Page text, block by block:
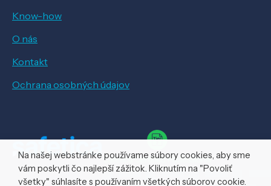
Know-how
O nás
Kontakt
Ochrana osobných údajov
Na našej webstránke používame súbory cookies, aby sme
vám poskytli čo najlepší zážitok. Kliknutím na "Povoliť
všetky" súhlasíte s používaním všetkých súborov cookie.